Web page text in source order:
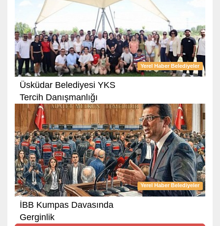
Yerel Haber Belediyeler
Üsküdar Belediyesi YKS
Tercih Danışmanlığı
Yerel Haber Belediyeler
İBB Kumpas Davasında
Gerginlik